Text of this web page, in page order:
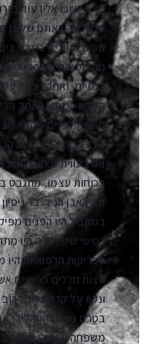
שלא ישובו אליו עוד
שנקלטה באוזנו של בן
שוכנו החולים במבני
נותר לצוותים
בגפיים, ואחריו באה
החדש כשחש באחד
מתחת לפנים שקפאו.
שבעקבותיו היו כפות
בזו בעווית מאונקלת.
בכוחות עצמו, מתגבס
מעין אבן הגיר. כל
במקביל היו הפנים
רסיסי שיש; אלה היו
הסריקות הרפואיות
עצות חללים פנימיים
ונקוו על קרקעיתן.
בטרם נשלם התהליך;
משפחה שנואלו לטפל